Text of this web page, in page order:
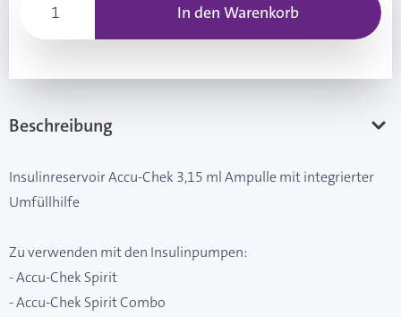
In den Warenkorb
Beschreibung
Insulinreservoir Accu-Chek 3,15 ml Ampulle mit integrierter
Umfüllhilfe
Zu verwenden mit den Insulinpumpen:
- Accu-Chek Spirit
- Accu-Chek Spirit Combo